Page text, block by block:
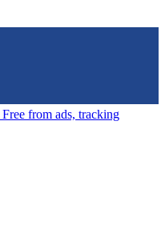
Free from ads, tracking